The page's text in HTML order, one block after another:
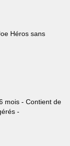
Héros sans
mois - Contient de
-